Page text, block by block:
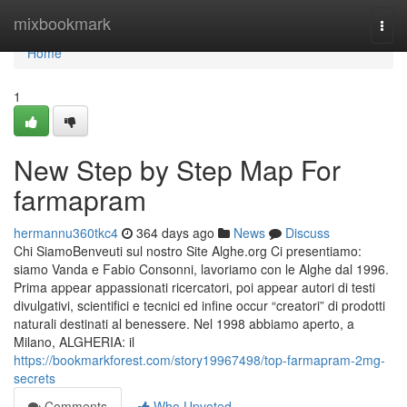
mixbookmark
Home
Home
1
New Step by Step Map For
farmapram
hermannu360tkc4 364 days ago News
Discuss
Chi SiamoBenveuti sul nostro Site Alghe.org Ci presentiamo:
siamo Vanda e Fabio Consonni, lavoriamo con le Alghe dal 1996.
Prima appear appassionati ricercatori, poi appear autori di testi
divulgativi, scientifici e tecnici ed infine occur “creatori” di prodotti
naturali destinati al benessere. Nel 1998 abbiamo aperto, a
Milano, ALGHERIA: il
https://bookmarkforest.com/story19967498/top-farmapram-2mg-
secrets